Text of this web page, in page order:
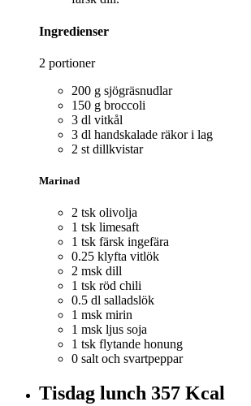
Ingredienser
2 portioner
200 g sjögräsnudlar
150 g broccoli
3 dl vitkål
3 dl handskalade räkor i lag
2 st dillkvistar
Marinad
2 tsk olivolja
1 tsk limesaft
1 tsk färsk ingefära
0.25 klyfta vitlök
2 msk dill
1 tsk röd chili
0.5 dl salladslök
1 msk mirin
1 msk ljus soja
1 tsk flytande honung
0 salt och svartpeppar
Tisdag lunch 357 Kcal